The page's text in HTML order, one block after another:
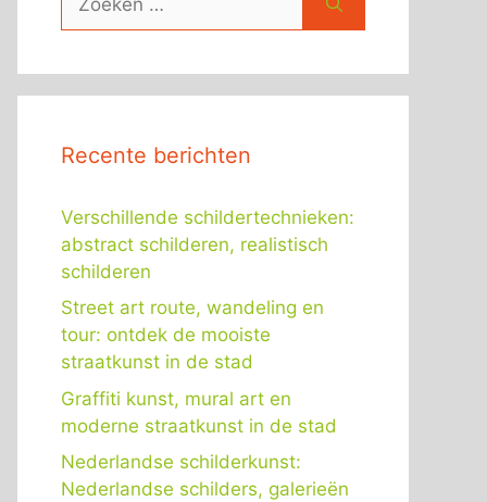
naar:
Recente berichten
Verschillende schildertechnieken:
abstract schilderen, realistisch
schilderen
Street art route, wandeling en
tour: ontdek de mooiste
straatkunst in de stad
Graffiti kunst, mural art en
moderne straatkunst in de stad
Nederlandse schilderkunst:
Nederlandse schilders, galerieën